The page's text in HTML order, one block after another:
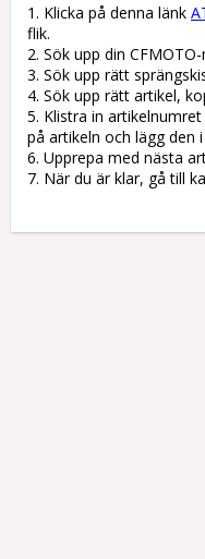
1. Klicka på denna länk
flik.
2. Sök upp din
3. Sök upp rätt
4. Sök upp rätt artikel,
5. Klistra in
på artikeln och lägg den
6. Upprepa med nästa
7. När du är klar, gå till